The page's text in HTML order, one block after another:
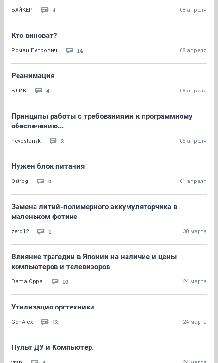
БАЙКЕР 4 08 апреля
Кто виноват?
Роман Петрович 14 08 апреля
Реанимация
БЛИК 4 08 апреля
Принципы работы с требованиями к программному
обеспечению...
nevestansk 2 05 апреля
Нужен блок питания
Ostrog 0 01 апреля
Замена литий-полимерного аккумуляторчика в
маленьком фотике
zero12 1 30 марта
Влияние трагедии в Японии на наличие и цены
компьютеров и телевизоров
Dama Oppa 10 24 марта
Утилизация оргтехники
GonAlex 12 24 марта
Пульт ДУ и Компьютер.